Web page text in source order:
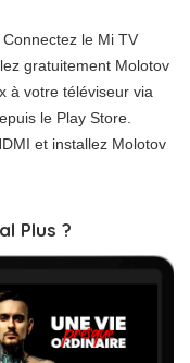
le Mi TV
gratuitement Molotov
à votre téléviseur via
le Play Store.
et installez Molotov
Plus ?